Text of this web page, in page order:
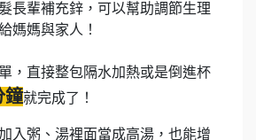
長輩補充鋅，可以幫助調節生理
媽媽與家人！
，直接整包隔水加熱或是倒進杯
鐘就完成了！
入粥、湯裡面當成高湯，也能增